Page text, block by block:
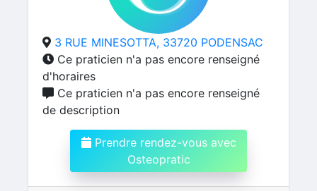
3 RUE MINESOTTA, 33720 PODENSAC
Ce praticien n'a pas encore renseigné
d'horaires
Ce praticien n'a pas encore renseigné
de description
Prendre rendez-vous avec
Osteopratic